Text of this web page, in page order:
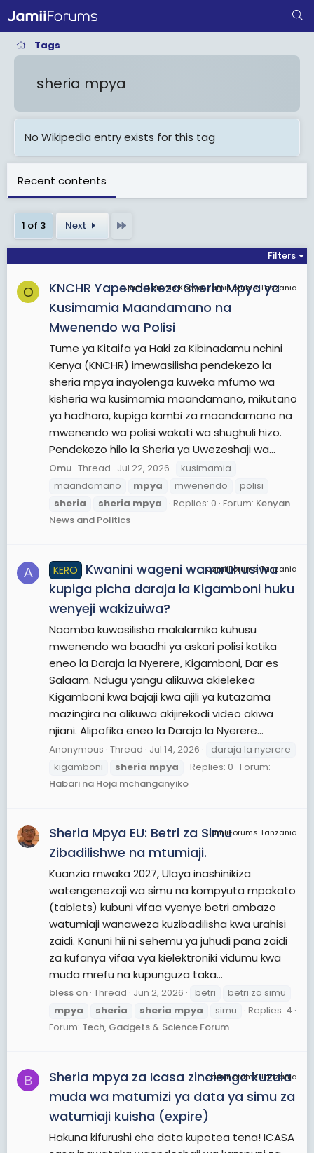
Tags
sheria mpya
No Wikipedia entry exists for this tag
Recent contents
1 of 3 Next
Filters
O JamiiForums Kenya, JamiiForums Tanzania
KNCHR Yapendekeza Sheria Mpya ya
Kusimamia Maandamano na
Mwenendo wa Polisi
Tume ya Kitaifa ya Haki za Kibinadamu nchini
Kenya (KNCHR) imewasilisha pendekezo la
sheria mpya inayolenga kuweka mfumo wa
kisheria wa kusimamia maandamano, mikutano
ya hadhara, kupiga kambi za maandamano na
mwenendo wa polisi wakati wa shughuli hizo.
Pendekezo hilo la Sheria ya Uwezeshaji wa...
Omu Thread Jul 22, 2026
kusimamia
maandamano
mpya mwenendo
polisi
sheria
sheria mpya Replies: 0 Forum: Kenyan
News and Politics
A JamiiForums Tanzania
KERO
Kwanini wageni wanaruhusiwa
kupiga picha daraja la Kigamboni huku
wenyeji wakizuiwa?
Naomba kuwasilisha malalamiko kuhusu
mwenendo wa baadhi ya askari polisi katika
eneo la Daraja la Nyerere, Kigamboni, Dar es
Salaam. Ndugu yangu alikuwa akielekea
Kigamboni kwa bajaji kwa ajili ya kutazama
mazingira na alikuwa akijirekodi video akiwa
njiani. Alipofika eneo la Daraja la Nyerere...
Anonymous Thread Jul 14, 2026
daraja la nyerere
kigamboni
sheria mpya Replies: 0 Forum:
Habari na Hoja mchanganyiko
JamiiForums Tanzania
Sheria Mpya EU: Betri za Simu
Zibadilishwe na mtumiaji.
Kuanzia mwaka 2027, Ulaya inashinikiza
watengenezaji wa simu na kompyuta mpakato
(tablets) kubuni vifaa vyenye betri ambazo
watumiaji wanaweza kuzibadilisha kwa urahisi
zaidi. Kanuni hii ni sehemu ya juhudi pana zaidi
za kufanya vifaa vya kielektroniki vidumu kwa
muda mrefu na kupunguza taka...
bless on Thread Jun 2, 2026 betri
betri za simu
mpya
sheria sheria mpya simu
Replies: 4
Forum: Tech, Gadgets & Science Forum
B JamiiForums Tanzania
Sheria mpya za Icasa zinalenga kuzuia
muda wa matumizi ya data ya simu za
watumiaji kuisha (expire)
Hakuna kifurushi cha data kupotea tena! ICASA